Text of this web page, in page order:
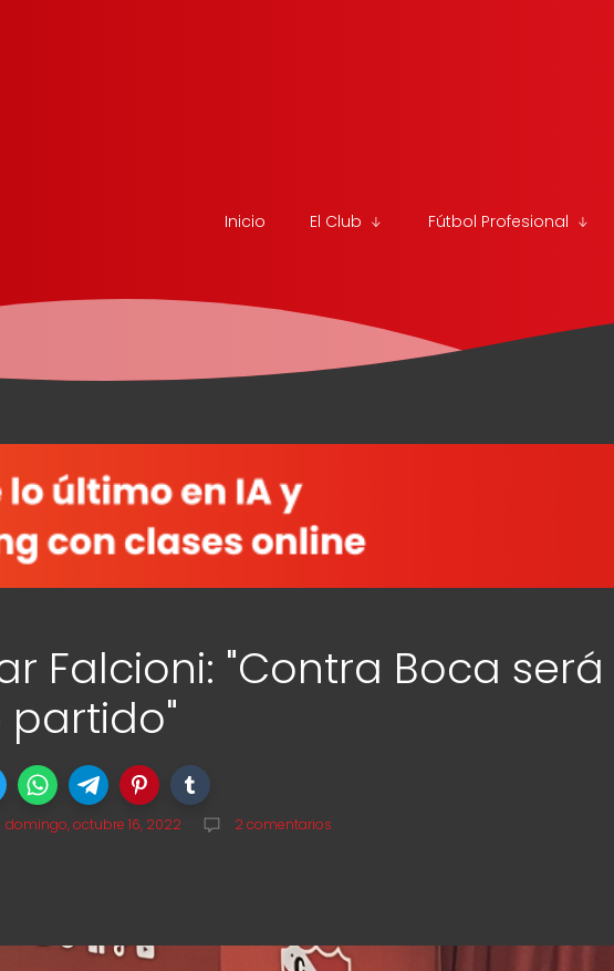
Inicio El Club Fútbol Profesional
Falcioni: "Contra Boca será
domingo, octubre 16, 2022 2 comentarios